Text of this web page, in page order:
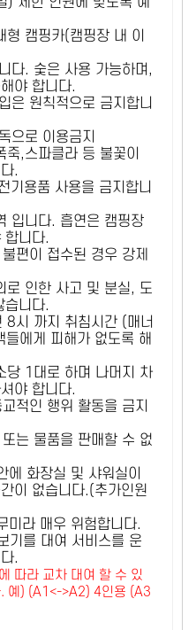
캠핑카(캠핑장 내 이
다. 숯은 사용 가능하며,
야 합니다.
은 원칙적으로 금지합니
으로 이용금지
,스파클라 등 불꽃이
.
용품 사용을 금지합니
입니다. 흡연은 캠핑장
합니다.
편이 접수된 경우 강제
로 인한 사고 및 분실, 도
습니다.
시 까지 취침시간 (매너
에게 피해가 없도록 해
당 1대로 하며 나머지 차
야 합니다.
적인 행위 활동을 금지
는 물품을 판매할 수 없
화장실 및 샤워실이
이 없습니다.(추가인원
미라 매우 위험합니다.
기를 대여 서비스를 운
.
따라 교차 대여 할 수 있
예) (A1<->A2) 4인용 (A3